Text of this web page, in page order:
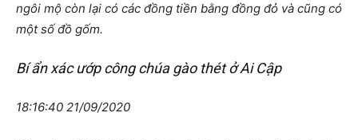
ngôi mộ còn lại có các đồng tiền bằng đồng đỏ và cũng có
một số đồ gốm.
Bí ẩn xác ướp công chúa gào thét ở Ai Cập
18:16:40 21/09/2020